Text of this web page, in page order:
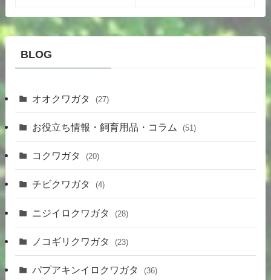
BLOG
オオクワガタ (27)
お役立ち情報・飼育用品・コラム (51)
コクワガタ (20)
チビクワガタ (4)
ニジイロクワガタ (28)
ノコギリクワガタ (23)
パプアキンイロクワガタ (36)